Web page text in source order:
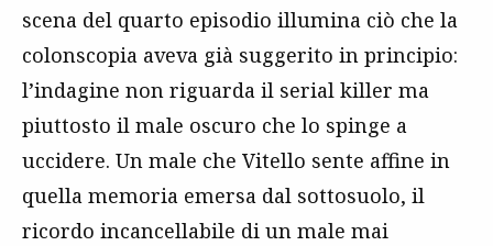
scena del quarto episodio illumina ciò che la
colonscopia aveva già suggerito in principio:
l’indagine non riguarda il serial killer ma
piuttosto il male oscuro che lo spinge a
uccidere. Un male che Vitello sente affine in
quella memoria emersa dal sottosuolo, il
ricordo incancellabile di un male mai